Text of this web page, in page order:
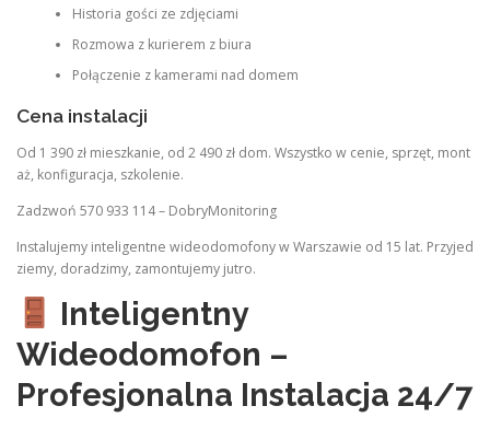
Historia gości ze zdjęciami
Rozmowa z kurierem z biura
Połączenie z kamerami nad domem
Cena instalacji
Od 1 390 zł mieszkanie, od 2 490 zł dom. Wszystko w cenie, sprzęt, mont
aż, konfiguracja, szkolenie.
Zadzwoń 570 933 114 – DobryMonitoring
Instalujemy inteligentne wideodomofony w Warszawie od 15 lat. Przyjed
ziemy, doradzimy, zamontujemy jutro.
Inteligentny
Wideodomofon –
Profesjonalna Instalacja 24/7